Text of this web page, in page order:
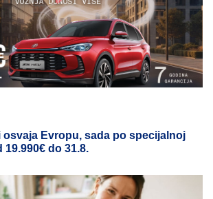
osvaja Evropu, sada po specijalnoj
do 31.8.